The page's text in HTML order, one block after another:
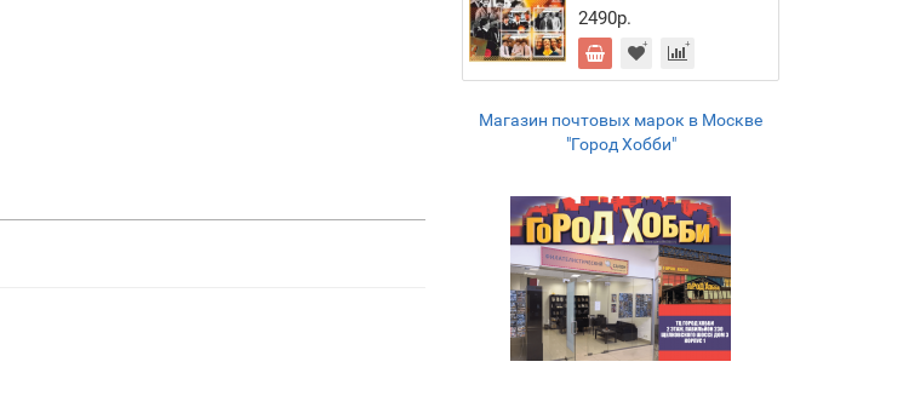
2490р.
Магазин почтовых марок в Москве
"Город Хобби"